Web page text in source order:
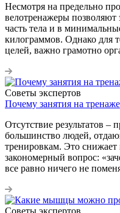
Несмотря на предельно
велотренажеры
часть тела и в
килограммов. Однако для
целей, важно грамотно
Советы экспертов
Почему занятия на
Отсутствие результатов –
большинство людей,
тренировкам. Это
закономерный вопрос:
все равно ничего не
Советы экспертов